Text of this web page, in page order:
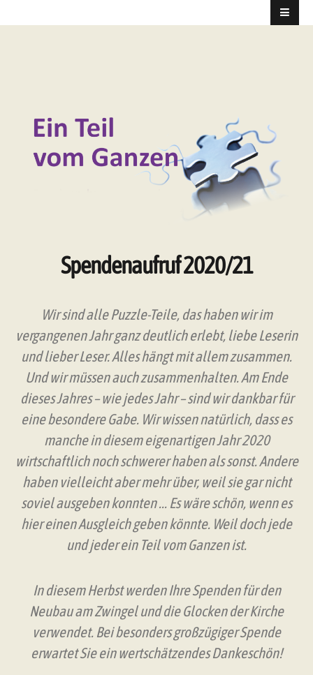
Spendenaufruf 2020/21
Wir sind alle Puzzle-Teile, das haben wir im
vergangenen Jahr ganz deutlich erlebt, liebe Leserin
und lieber Leser. Alles hängt mit allem zusammen.
Und wir müssen auch zusammenhalten. Am Ende
dieses Jahres – wie jedes Jahr – sind wir dankbar für
eine besondere Gabe. Wir wissen natürlich, dass es
manche in diesem eigenartigen Jahr 2020
wirtschaftlich noch schwerer haben als sonst. Andere
haben vielleicht aber mehr über, weil sie gar nicht
soviel ausgeben konnten … Es wäre schön, wenn es
hier einen Ausgleich geben könnte. Weil doch jede
und jeder ein Teil vom Ganzen ist.
In diesem Herbst werden Ihre Spenden für den
Neubau am Zwingel und die Glocken der Kirche
verwendet. Bei besonders großzügiger Spende
erwartet Sie ein wertschätzendes Dankeschön!